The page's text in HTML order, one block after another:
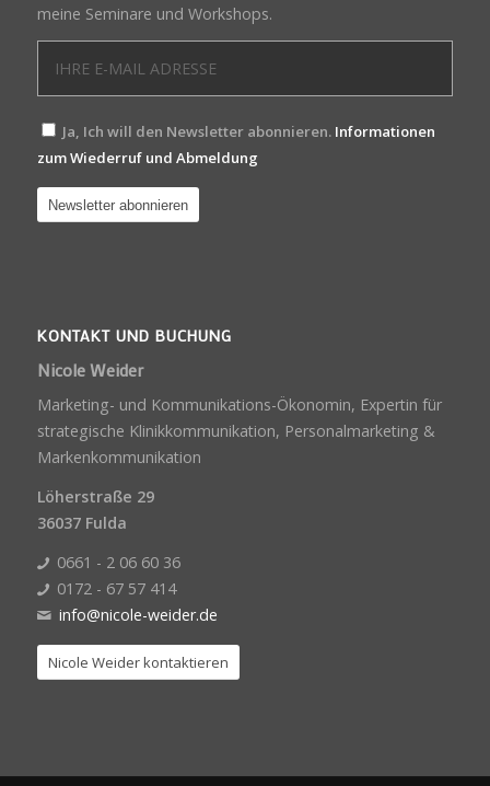
meine Seminare und Workshops.
Ja, Ich will den Newsletter abonnieren. Informationen
zum Wiederruf und Abmeldung
KONTAKT UND BUCHUNG
Nicole Weider
Marketing- und Kommunikations-Ökonomin, Expertin für
strategische Klinikkommunikation, Personalmarketing &
Markenkommunikation
Löherstraße 29
36037 Fulda
0661 - 2 06 60 36
0172 - 67 57 414
info@nicole-weider.de
Nicole Weider kontaktieren